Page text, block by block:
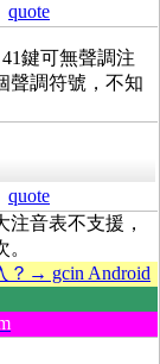
quote
鍵可無聲調注
聲調符號，不知
quote
音表不支援，
？→ gcin Android